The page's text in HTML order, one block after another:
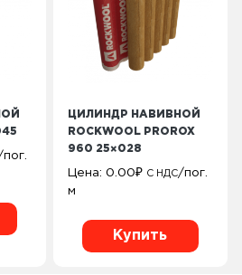
ЦИЛИНДР НАВИВНОЙ
ROCKWOOL PROROX
960 25×028
Цена:0.00₽ С НДС/пог.
м
Купить